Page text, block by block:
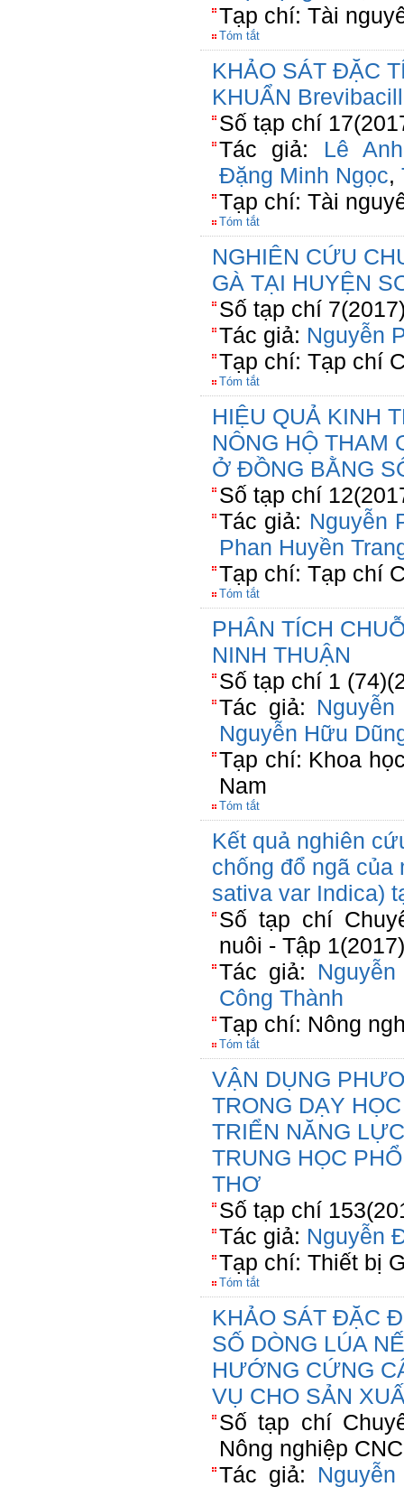
Tạp chí: Tài
Tóm tắt
KHẢO SÁT ĐẶC
KHUẨN
Số tạp chí
Tác giả: Lê
Đặng Minh Ngọc,
Tạp chí: Tài
Tóm tắt
NGHIÊN CỨU
GÀ TẠI HUYỆN
Số tạp chí
Tác giả: Nguyễn
Tạp chí: Tạp chí
Tóm tắt
HIỆU QUẢ KINH
NÔNG HỘ THAM
Ở ĐỒNG BẰNG
Số tạp chí
Tác giả: Nguyễn
Phan Huyền
Tạp chí: Tạp chí
Tóm tắt
PHÂN TÍCH
NINH THUẬN
Số tạp chí 1
Tác giả:
Nguyễn Hữu
Tạp chí: Khoa
Nam
Tóm tắt
Kết quả nghiên
chống đổ ngã của
sativa var Indica)
Số tạp chí
nuôi - Tập
Tác giả:
Công Thành
Tạp chí: Nông
Tóm tắt
VẬN DỤNG
TRONG DẠY
TRIỂN NĂNG
TRUNG HỌC
THƠ
Số tạp chí
Tác giả: Nguyễn
Tạp chí: Thiết bị
Tóm tắt
KHẢO SÁT ĐẶC
SỐ DÒNG LÚA
HƯỚNG CỨNG
VỤ CHO SẢN
Số tạp chí
Nông nghiệp
Tác giả: